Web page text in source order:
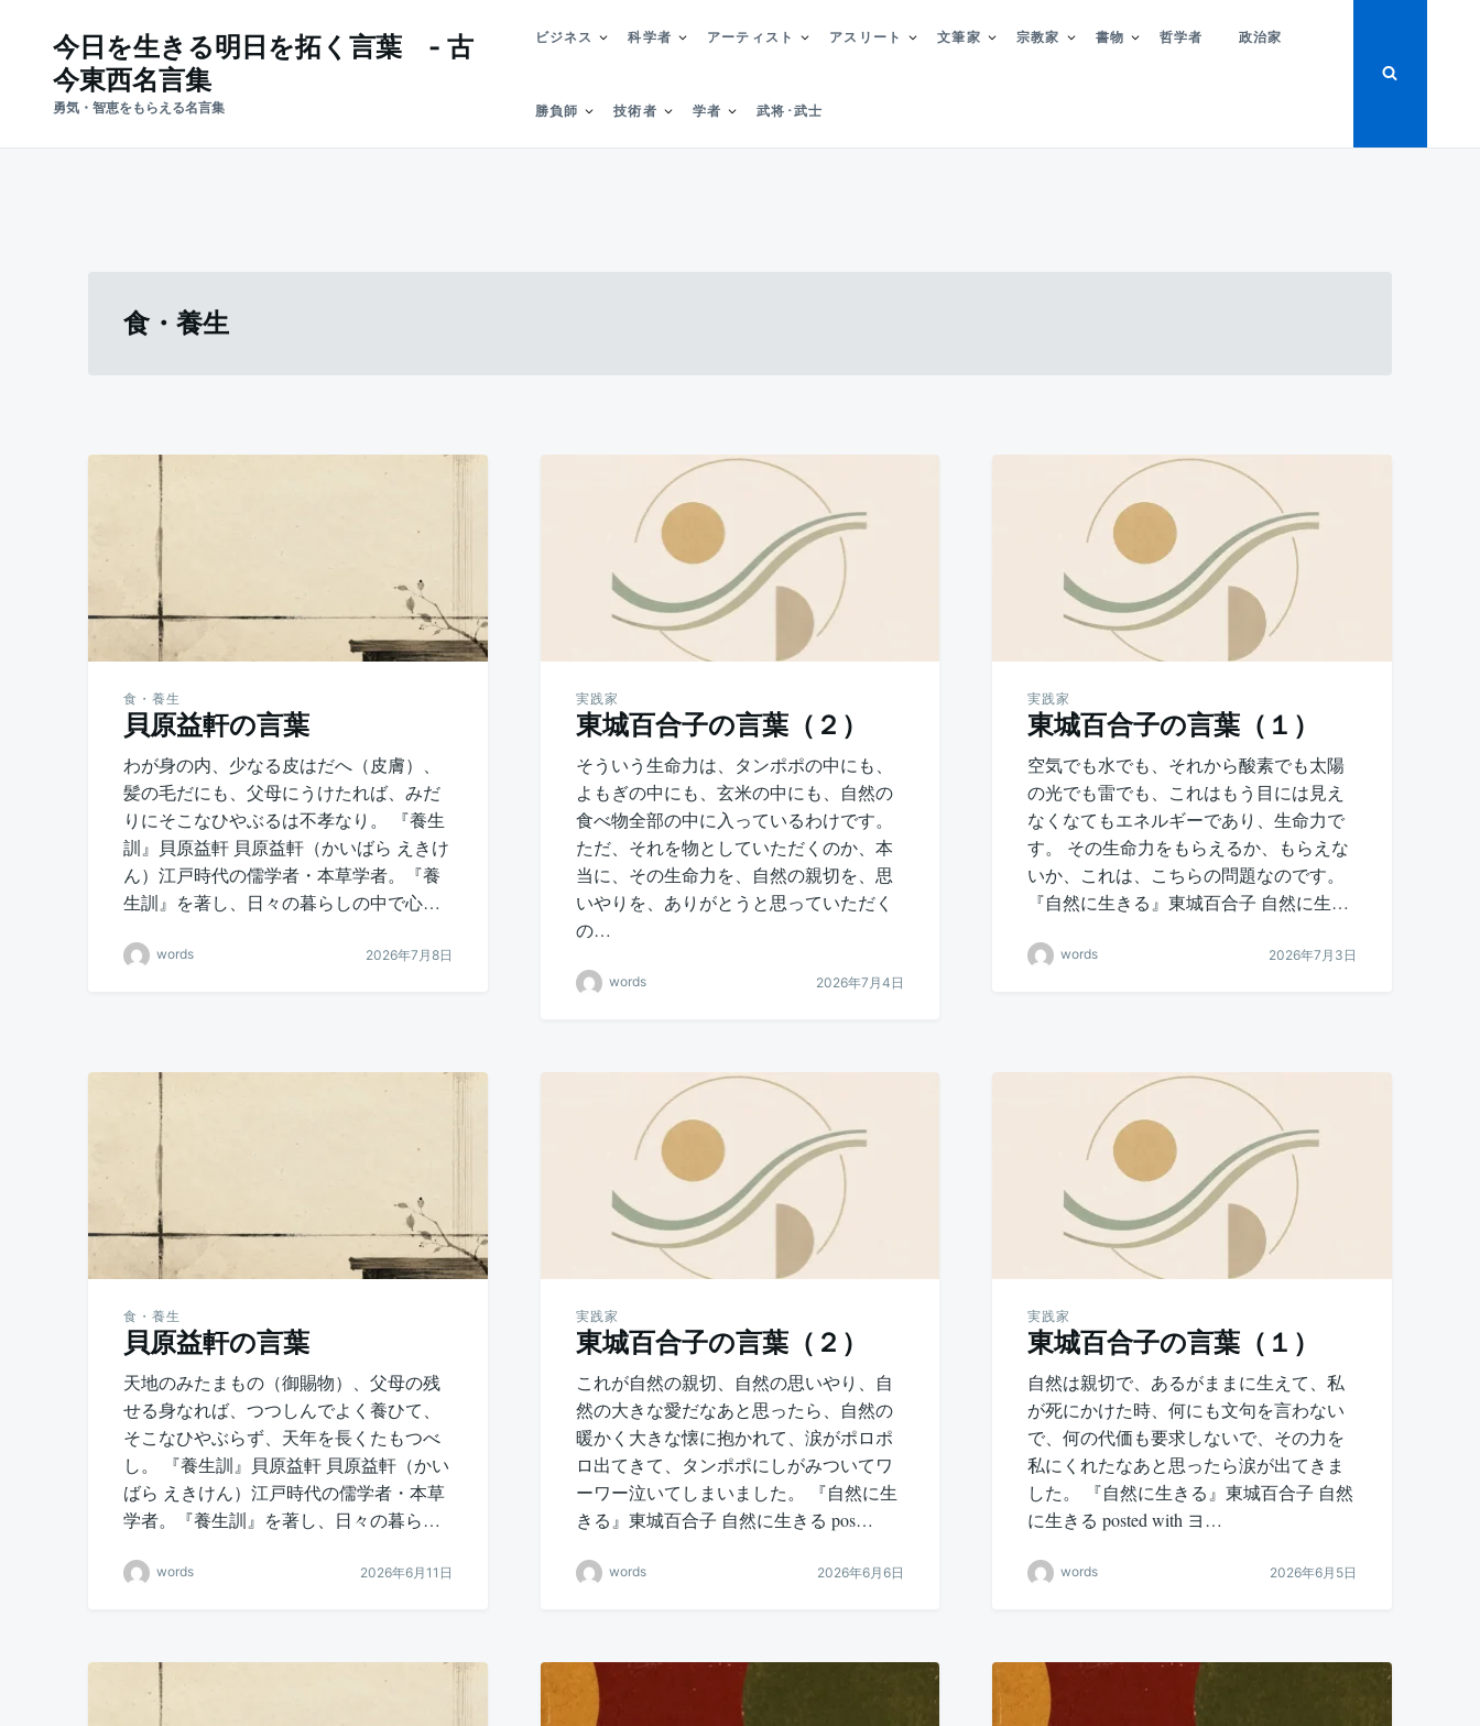
content
for:
今日を生きる明日を拓く言葉 - 古
今東西名言集
勇気・智恵をもらえる名言集
ビジネス 科学者 アーティスト アスリート 文筆家 宗教家 書物 哲学者 政治家
勝負師 技術者 学者 武将･武士
食・養生
食・養生
貝原益軒の言葉
わが身の内、少なる皮はだへ（皮膚）、
髪の毛だにも、父母にうけたれば、みだ
りにそこなひやぶるは不孝なり。 『養生
訓』貝原益軒 貝原益軒（かいばら えきけ
ん）江戸時代の儒学者・本草学者。『養
生訓』を著し、日々の暮らしの中で心…
words 2026年7月8日
実践家
東城百合子の言葉（２）
そういう生命力は、タンポポの中にも、
よもぎの中にも、玄米の中にも、自然の
食べ物全部の中に入っているわけです。
ただ、それを物としていただくのか、本
当に、その生命力を、自然の親切を、思
いやりを、ありがとうと思っていただく
の…
words 2026年7月4日
実践家
東城百合子の言葉（１）
空気でも水でも、それから酸素でも太陽
の光でも雷でも、これはもう目には見え
なくなてもエネルギーであり、生命力で
す。 その生命力をもらえるか、もらえな
いか、これは、こちらの問題なのです。
『自然に生きる』東城百合子 自然に生…
words 2026年7月3日
食・養生
貝原益軒の言葉
天地のみたまもの（御賜物）、父母の残
せる身なれば、つつしんでよく養ひて、
そこなひやぶらず、天年を長くたもつべ
し。 『養生訓』貝原益軒 貝原益軒（かい
ばら えきけん）江戸時代の儒学者・本草
学者。『養生訓』を著し、日々の暮ら…
words 2026年6月11日
実践家
東城百合子の言葉（２）
これが自然の親切、自然の思いやり、自
然の大きな愛だなあと思ったら、自然の
暖かく大きな懐に抱かれて、涙がポロポ
ロ出てきて、タンポポにしがみついてワ
ーワー泣いてしまいました。 『自然に生
きる』東城百合子 自然に生きる pos…
words 2026年6月6日
実践家
東城百合子の言葉（１）
自然は親切で、あるがままに生えて、私
が死にかけた時、何にも文句を言わない
で、何の代価も要求しないで、その力を
私にくれたなあと思ったら涙が出てきま
した。 『自然に生きる』東城百合子 自然
に生きる posted with ヨ…
words 2026年6月5日